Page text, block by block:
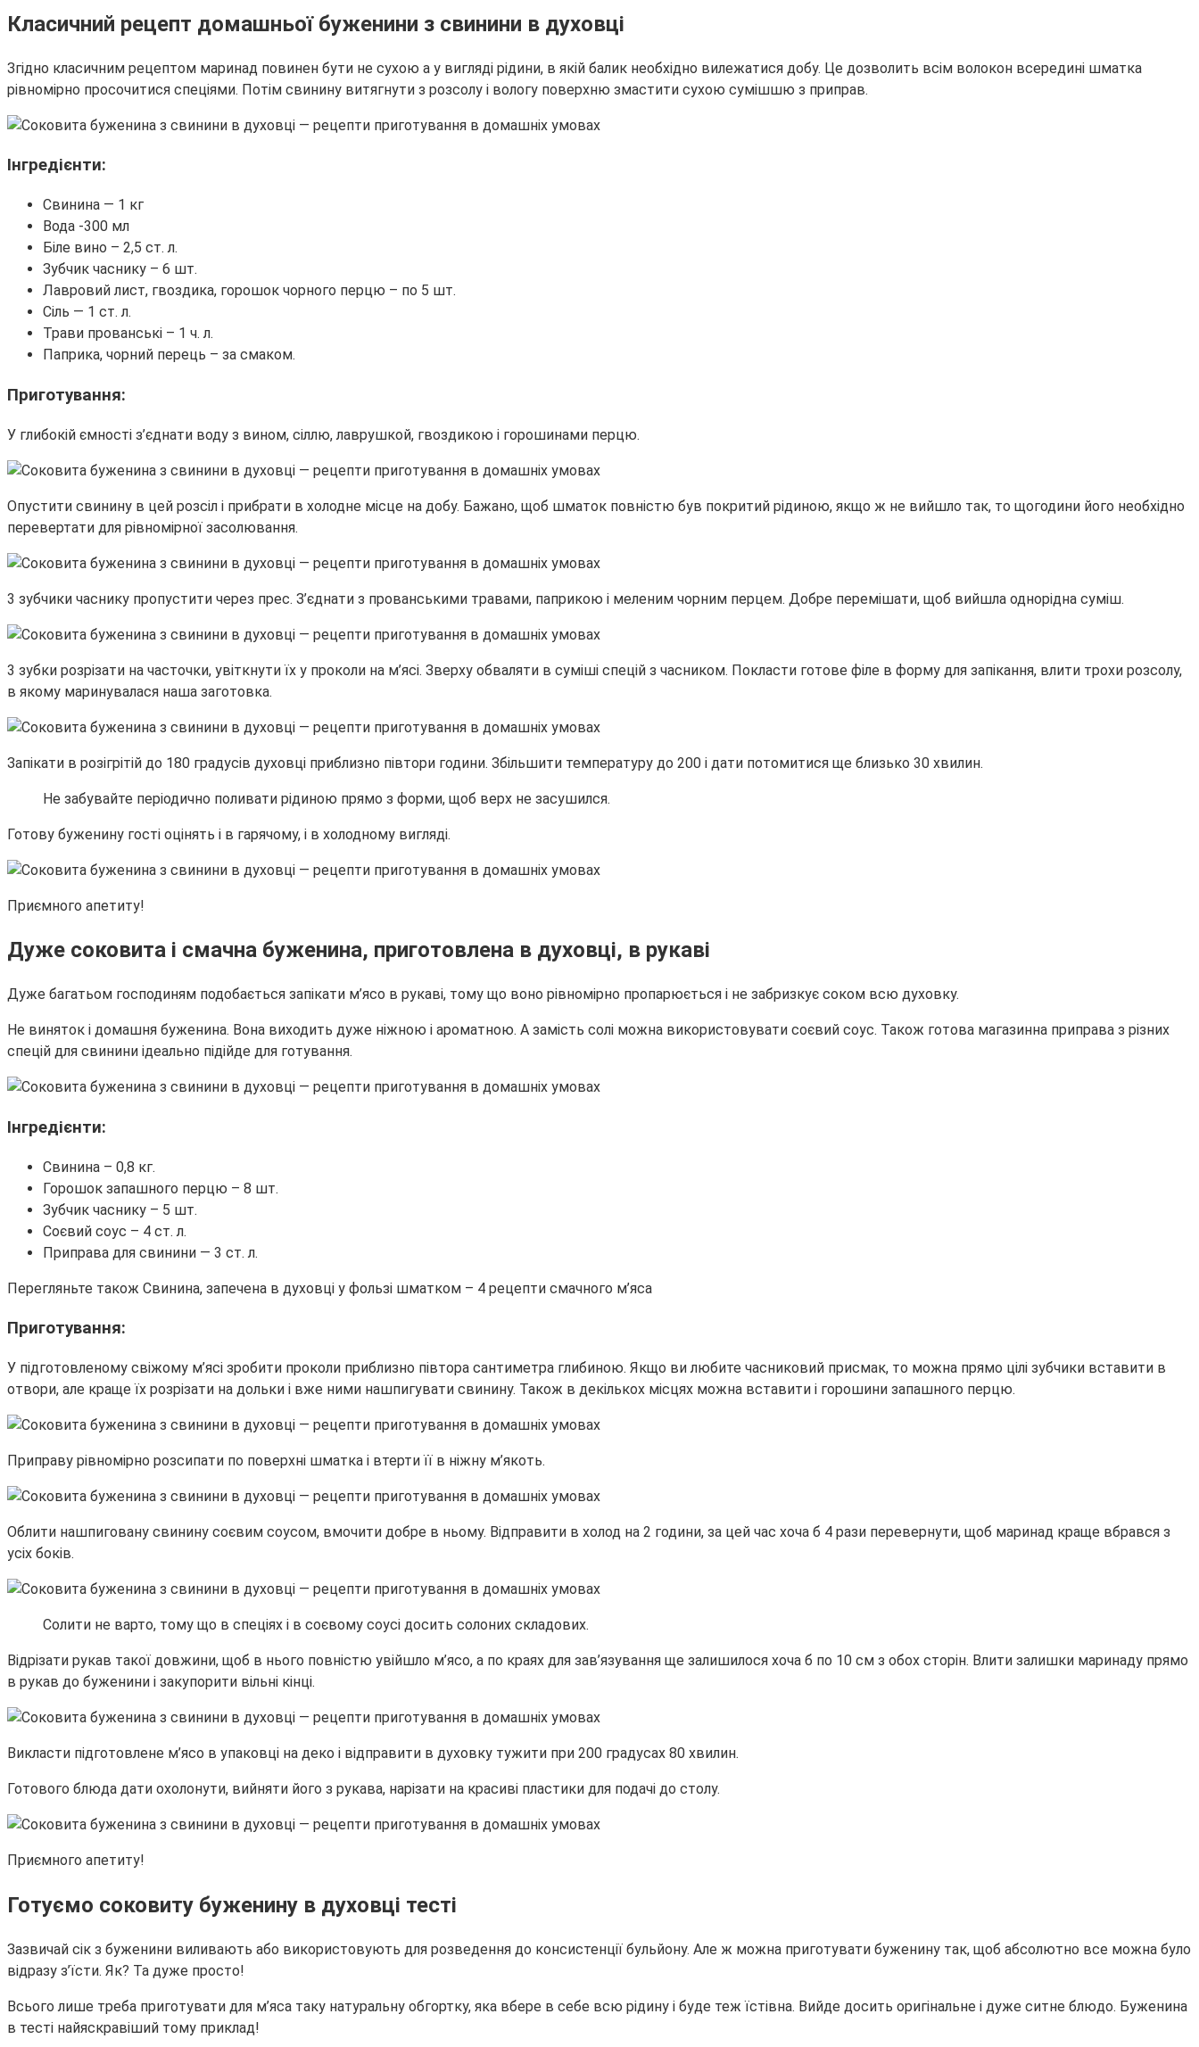
Класичний рецепт домашньої буженини з свинини в духовці
Згідно класичним рецептом маринад повинен бути не сухою а у вигляді рідини, в якій балик необхідно вилежатися добу. Це дозволить всім волокон всередині шматка
рівномірно просочитися спеціями. Потім свинину витягнути з розсолу і вологу поверхню змастити сухою сумішшю з приправ.
Інгредієнти:
Свинина — 1 кг
Вода -300 мл
Біле вино – 2,5 ст. л.
Зубчик часнику – 6 шт.
Лавровий лист, гвоздика, горошок чорного перцю – по 5 шт.
Сіль — 1 ст. л.
Трави прованські – 1 ч. л.
Паприка, чорний перець – за смаком.
Приготування:
У глибокій ємності з’єднати воду з вином, сіллю, лаврушкой, гвоздикою і горошинами перцю.
Опустити свинину в цей розсіл і прибрати в холодне місце на добу. Бажано, щоб шматок повністю був покритий рідиною, якщо ж не вийшло так, то щогодини його необхідно
перевертати для рівномірної засолювання.
3 зубчики часнику пропустити через прес. З’єднати з прованськими травами, паприкою і меленим чорним перцем. Добре перемішати, щоб вийшла однорідна суміш.
3 зубки розрізати на часточки, увіткнути їх у проколи на м’ясі. Зверху обваляти в суміші спецій з часником. Покласти готове філе в форму для запікання, влити трохи розсолу,
в якому маринувалася наша заготовка.
Запікати в розігрітій до 180 градусів духовці приблизно півтори години. Збільшити температуру до 200 і дати потомитися ще близько 30 хвилин.
Не забувайте періодично поливати рідиною прямо з форми, щоб верх не засушился.
Готову буженину гості оцінять і в гарячому, і в холодному вигляді.
Приємного апетиту!
Дуже соковита і смачна буженина, приготовлена в духовці, в рукаві
Дуже багатьом господиням подобається запікати м’ясо в рукаві, тому що воно рівномірно пропарюється і не забризкує соком всю духовку.
Не виняток і домашня буженина. Вона виходить дуже ніжною і ароматною. А замість солі можна використовувати соєвий соус. Також готова магазинна приправа з різних
спецій для свинини ідеально підійде для готування.
Інгредієнти:
Свинина – 0,8 кг.
Горошок запашного перцю – 8 шт.
Зубчик часнику – 5 шт.
Соєвий соус – 4 ст. л.
Приправа для свинини — 3 ст. л.
Перегляньте також Свинина, запечена в духовці у фользі шматком – 4 рецепти смачного м’яса
Приготування:
У підготовленому свіжому м’ясі зробити проколи приблизно півтора сантиметра глибиною. Якщо ви любите часниковий присмак, то можна прямо цілі зубчики вставити в
отвори, але краще їх розрізати на дольки і вже ними нашпигувати свинину. Також в декількох місцях можна вставити і горошини запашного перцю.
Приправу рівномірно розсипати по поверхні шматка і втерти її в ніжну м’якоть.
Облити нашпиговану свинину соєвим соусом, вмочити добре в ньому. Відправити в холод на 2 години, за цей час хоча б 4 рази перевернути, щоб маринад краще вбрався з
усіх боків.
Солити не варто, тому що в спеціях і в соєвому соусі досить солоних складових.
Відрізати рукав такої довжини, щоб в нього повністю увійшло м’ясо, а по краях для зав’язування ще залишилося хоча б по 10 см з обох сторін. Влити залишки маринаду прямо
в рукав до буженини і закупорити вільні кінці.
Викласти підготовлене м’ясо в упаковці на деко і відправити в духовку тужити при 200 градусах 80 хвилин.
Готового блюда дати охолонути, вийняти його з рукава, нарізати на красиві пластики для подачі до столу.
Приємного апетиту!
Готуємо соковиту буженину в духовці тесті
Зазвичай сік з буженини виливають або використовують для розведення до консистенції бульйону. Але ж можна приготувати буженину так, щоб абсолютно все можна було
відразу з’їсти. Як? Та дуже просто!
Всього лише треба приготувати для м’яса таку натуральну обгортку, яка вбере в себе всю рідину і буде теж їстівна. Вийде досить оригінальне і дуже ситне блюдо. Буженина
в тесті найяскравіший тому приклад!